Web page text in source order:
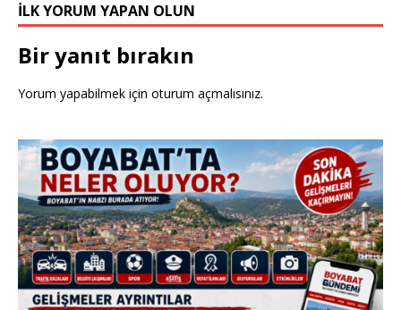
k
İLK YORUM YAPAN OLUN
Bir yanıt bırakın
Yorum yapabilmek için oturum açmalısınız.